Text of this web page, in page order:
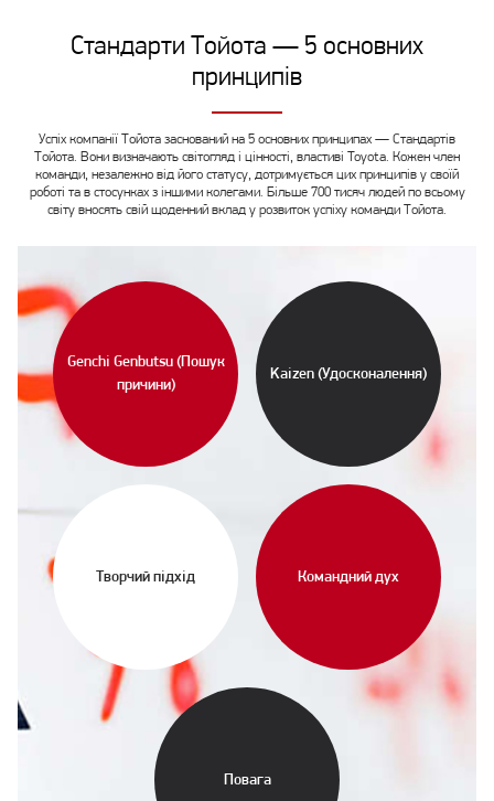
Стандарти Тойота — 5 основних
принципів
Успіх компанії Тойота заснований на 5 основних принципах — Стандартів
Тойота. Вони визначають світогляд і цінності, властиві Toyota. Кожен член
команди, незалежно від його статусу, дотримується цих принципів у своїй
роботі та в стосунках з іншими колегами. Більше 700 тисяч людей по всьому
світу вносять свій щоденний вклад у розвиток успіху команди Тойота.
Genchi Genbutsu (Пошук
причини)
Kaizen (Удосконалення)
Творчий підхід Командний дух
Повага